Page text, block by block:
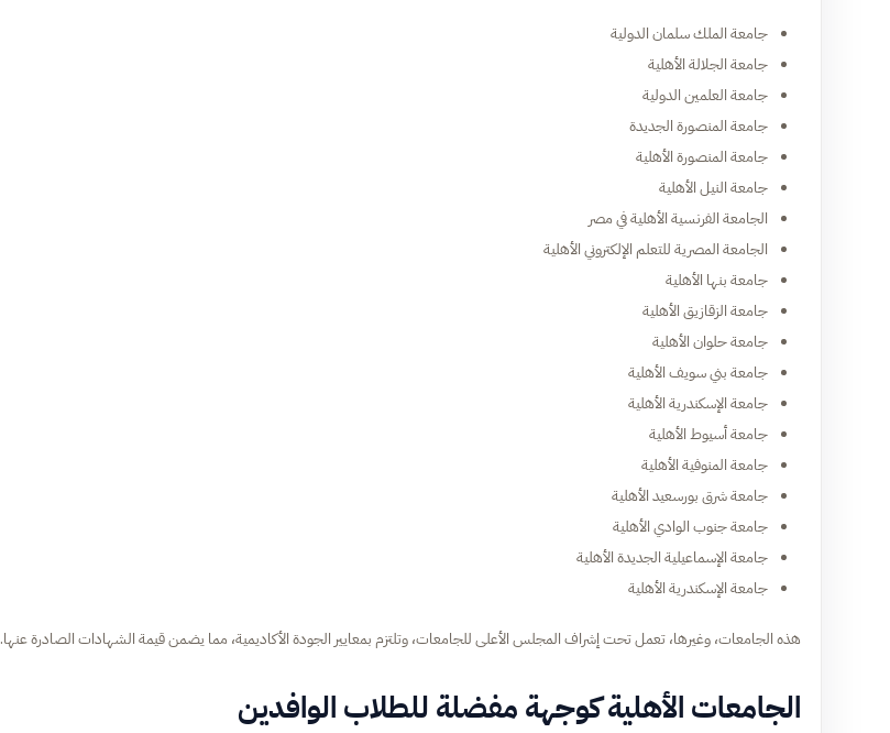
جامعة الملك سلمان الدولية
جامعة الجلالة الأهلية
جامعة العلمين الدولية
جامعة المنصورة الجديدة
جامعة المنصورة الأهلية
جامعة النيل الأهلية
الجامعة الفرنسية الأهلية في مصر
الجامعة المصرية للتعلم الإلكتروني الأهلية
جامعة بنها الأهلية
جامعة الزقازيق الأهلية
جامعة حلوان الأهلية
جامعة بني سويف الأهلية
جامعة الإسكندرية الأهلية
جامعة أسيوط الأهلية
جامعة المنوفية الأهلية
جامعة شرق بورسعيد الأهلية
جامعة جنوب الوادي الأهلية
جامعة الإسماعيلية الجديدة الأهلية
جامعة الإسكندرية الأهلية
هذه الجامعات، وغيرها، تعمل تحت إشراف المجلس الأعلى للجامعات، وتلتزم بمعايير الجودة الأكاديمية، مما يضمن قيمة الشهادات الصادرة عنها.
الجامعات الأهلية كوجهة مفضلة للطلاب الوافدين